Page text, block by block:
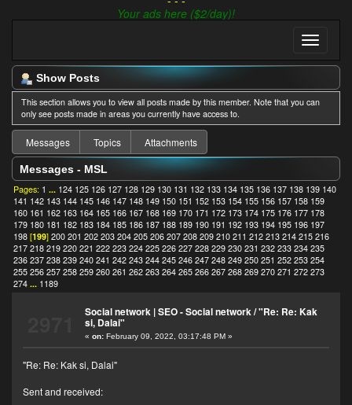
Your ads here ($2/day)!
Show Posts
This section allows you to view all posts made by this member. Note that you can
only see posts made in areas you currently have access to.
Messages Topics Attachments
Messages - MSL
Pages: 1 ... 124 125 126 127 128 129 130 131 132 133 134 135 136 137 138 139 140
141 142 143 144 145 146 147 148 149 150 151 152 153 154 155 156 157 158 159
160 161 162 163 164 165 166 167 168 169 170 171 172 173 174 175 176 177 178
179 180 181 182 183 184 185 186 187 188 189 190 191 192 193 194 195 196 197
198 [199]200 201 202 203 204 205 206 207 208 209 210 211 212 213 214 215 216
217 218 219 220 221 222 223 224 225 226 227 228 229 230 231 232 233 234 235
236 237 238 239 240 241 242 243 244 245 246 247 248 249 250 251 252 253 254
255 256 257 258 259 260 261 262 263 264 265 266 267 268 269 270 271 272 273
274 ... 1189
Social network | SEO - Social network/"Re: Re: Kak
si, Dalai"
« on:February 09, 2022, 03:17:48 PM »
"Re: Re: Kak si, Dalai"
Sent and received: